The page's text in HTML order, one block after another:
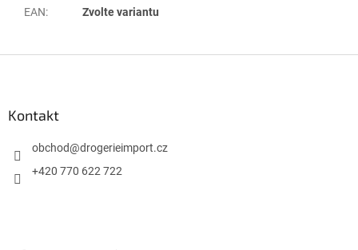
EAN: Zvolte variantu
Kontakt
obchod@drogerieimport.cz
+420 770 622 722